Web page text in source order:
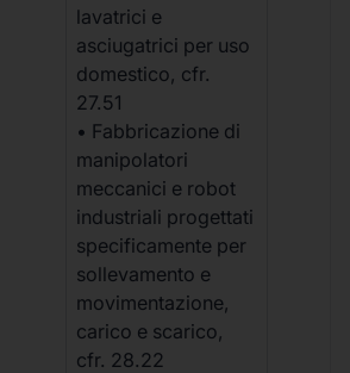
lavatrici e
asciugatrici per uso
domestico, cfr.
27.51
• Fabbricazione di
manipolatori
meccanici e robot
industriali progettati
specificamente per
sollevamento e
movimentazione,
carico e scarico,
cfr. 28.22